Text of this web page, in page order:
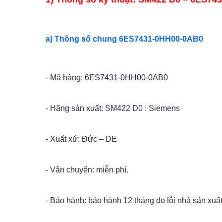
a) Thông số chung 6ES7431-0HH00-0AB0
- Mã hàng: 6ES7431-0HH00-0AB0
- Hãng sản xuất: SM422 D0 : Siemens
- Xuất xứ: Đức – DE
- Vận chuyển: miễn phí.
- Bảo hành: bảo hành 12 tháng do lỗi nhà sản